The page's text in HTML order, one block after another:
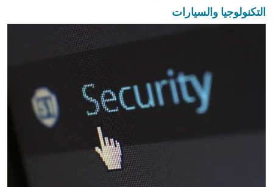
التكنولوجيا والسيارات